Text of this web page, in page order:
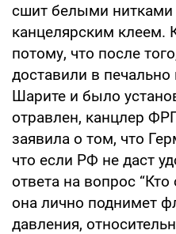
сшит белыми нитками
канцелярским клеем.
потому, что после
доставили в
Шарите и было
отравлен, канцлер
заявила о том, что
что если РФ не даст
ответа на вопрос “Кто
она лично поднимет
давления,